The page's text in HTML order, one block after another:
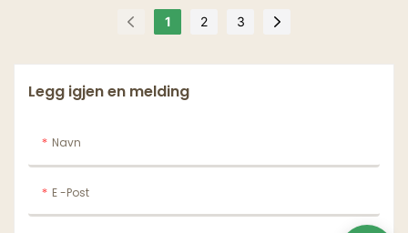
1 2 3
Legg igjen en melding
Navn
E -post